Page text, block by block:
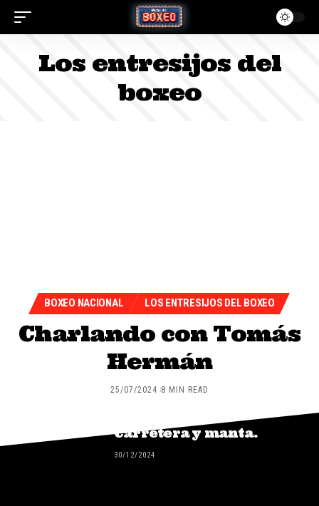
Los entresijos del
boxeo
BOXEO NACIONAL LOS ENTRESIJOS DEL BOXEO
Charlando con Tomás
Hermán
25/07/2024 8 MIN READ
Carretera y manta.
30/12/2024